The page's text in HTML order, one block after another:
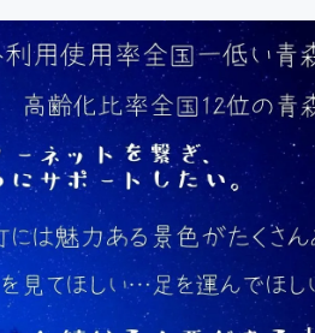
音楽
ゲーム・サービス開発
書籍・雑誌出版
チャレンジ